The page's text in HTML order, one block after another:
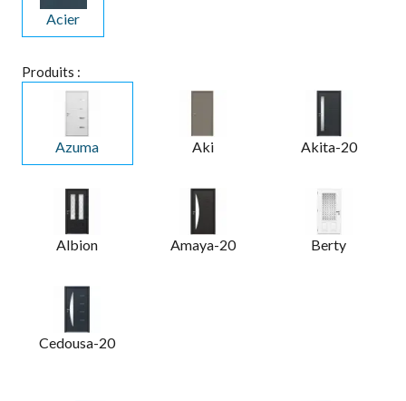
Acier
Produits :
Azuma Aki Akita-20
Albion Amaya-20 Berty
Cedousa-20